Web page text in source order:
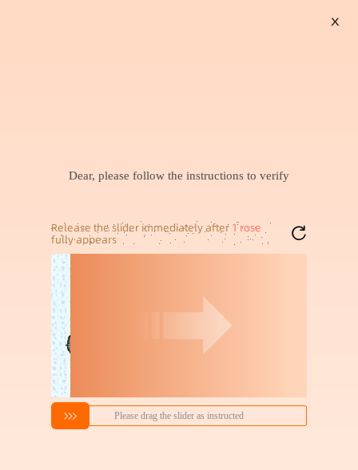
乳胶酒店民宿席梦思床垫2
0cm厚家用租房独立弹簧
宿舍床垫佛山工厂
290. 00
跨境PP透明收纳箱套装可
贴麦标杂物收纳储物盒加
厚塑料衣厨储物箱
X